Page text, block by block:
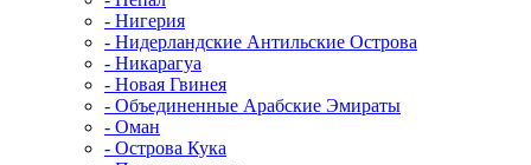
- Нигерия
- Нидерландские Антильские Острова
- Никарагуа
- Новая Гвинея
- Объединенные Арабские Эмираты
- Оман
- Острова Кука